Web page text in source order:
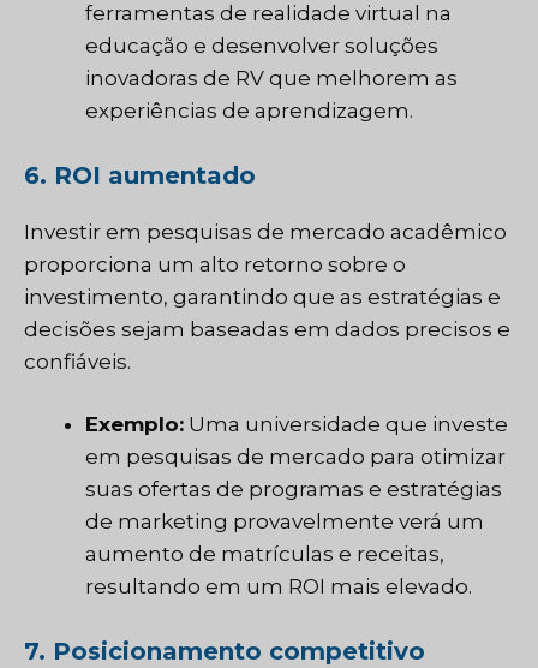
ferramentas de realidade virtual na
educação e desenvolver soluções
inovadoras de RV que melhorem as
experiências de aprendizagem.
6. ROI aumentado
Investir em pesquisas de mercado acadêmico
proporciona um alto retorno sobre o
investimento, garantindo que as estratégias e
decisões sejam baseadas em dados precisos e
confiáveis.
Exemplo: Uma universidade que investe
em pesquisas de mercado para otimizar
suas ofertas de programas e estratégias
de marketing provavelmente verá um
aumento de matrículas e receitas,
resultando em um ROI mais elevado.
7. Posicionamento competitivo